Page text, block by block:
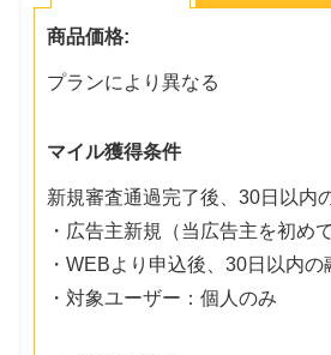
商品価格:
プランにより異なる
マイル獲得条件
新規審査通過完了後、30日以内
・広告主新規（当広告主を初め
・WEBより申込後、30日以内の
・対象ユーザー：個人のみ